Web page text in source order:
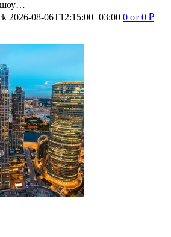
шоу…
2026-08-06T12:15:00+03:00 0 от 0 ₽